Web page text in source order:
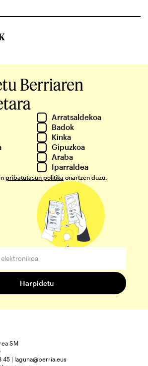
Berriaren
Arratsaldekoa
Badok
Kinka
Gipuzkoa
Araba
Iparraldea
pribatutasun politika onartzen duzu.
SM
45 | laguna@berria.eus